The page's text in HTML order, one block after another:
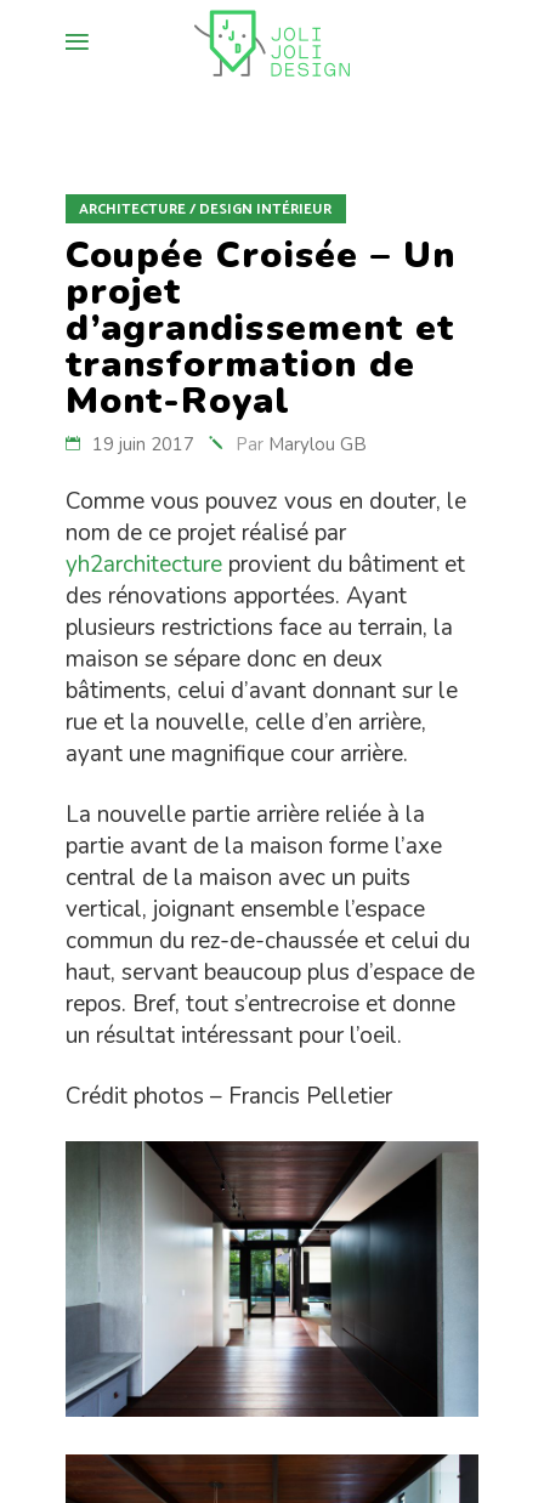
ARCHITECTURE / DESIGN INTÉRIEUR
Coupée Croisée – Un
projet
d’agrandissement et
transformation de
Mont-Royal
19 juin 2017 Par Marylou GB
Comme vous pouvez vous en douter, le
nom de ce projet réalisé par
yh2architecture provient du bâtiment et
des rénovations apportées. Ayant
plusieurs restrictions face au terrain, la
maison se sépare donc en deux
bâtiments, celui d’avant donnant sur le
rue et la nouvelle, celle d’en arrière,
ayant une magnifique cour arrière.
La nouvelle partie arrière reliée à la
partie avant de la maison forme l’axe
central de la maison avec un puits
vertical, joignant ensemble l’espace
commun du rez-de-chaussée et celui du
haut, servant beaucoup plus d’espace de
repos. Bref, tout s’entrecroise et donne
un résultat intéressant pour l’oeil.
Crédit photos – Francis Pelletier